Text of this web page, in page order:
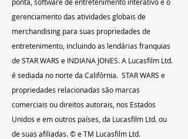
gerenciamento das atividades globais de
merchandising para suas propriedades de
entretenimento, incluindo as lendárias franquias
de STAR WARS e INDIANA JONES. A Lucasfilm Ltd.
é sediada no norte da Califórnia.  STAR WARS e
propriedades relacionadas são marcas
comerciais ou direitos autorais, nos Estados
Unidos e em outros países, da Lucasfilm Ltd. ou
de suas afiliadas. © e TM Lucasfilm Ltd.